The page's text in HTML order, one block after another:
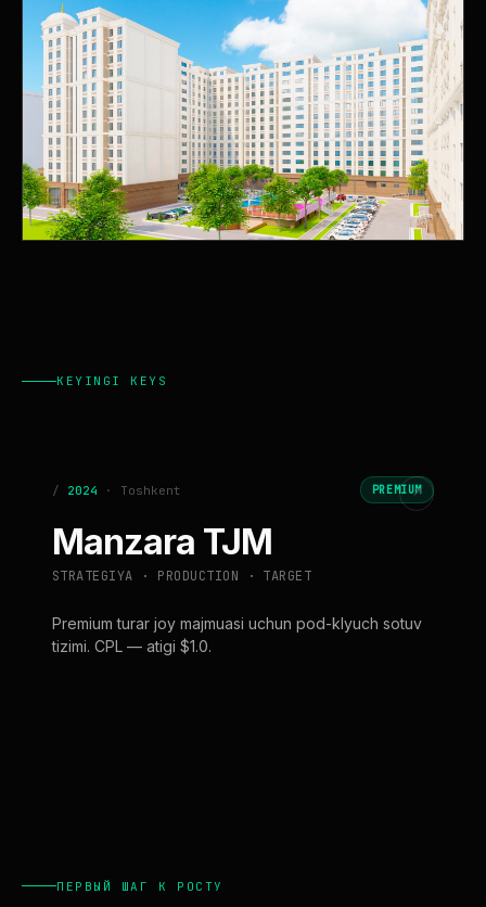
KEYINGI KEYS
↗
/ 2024 · Toshkent PREMIUM
Manzara TJM
STRATEGIYA · PRODUCTION · TARGET
Premium turar joy majmuasi uchun pod-klyuch sotuv
tizimi. CPL — atigi $1.0.
ПЕРВЫЙ ШАГ К РОСТУ